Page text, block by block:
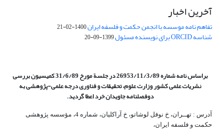
آخرین اخبار
تفاهم نامه موسسه با انجمن حکمت و فلسفه ایران1400-02-21
شناسه ORCID برای نویسنده مسئول 1399-09-20
براساس نامه شماره 26953/11/3/89 در جلسة مورخ 31/6/89 کمیسیون
بررسی
نشریات علمی کشور وزارت علوم، تحقیقات و فناوری درجه علمی‌-پژوهشیبه
دوفصلنامه جاویدان خرد اعطا گردید.
آدرس : تهــران، خ نوفل لوشاتو، خ آراکلیان، شماره 4،‌ مؤسسه پژوهشی
حکمت و فلسفه ایران،‌